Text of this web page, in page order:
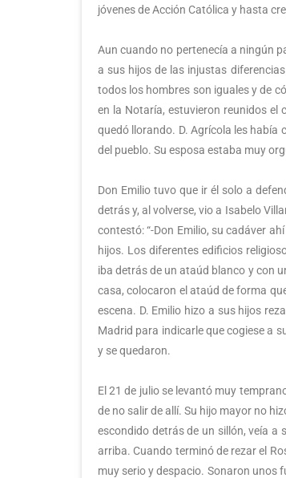
jóvenes de Acción Católica y hasta
Aun cuando no pertenecía a ningún
a sus hijos de las injustas
todos los hombres son iguales y de
en la Notaría, estuvieron reunidos el
quedó llorando. D. Agrícola les había
del pueblo. Su esposa estaba muy
Don Emilio tuvo que ir él solo a
detrás y, al volverse, vio a Isabelo
contestó: “-Don Emilio, su cadáver
hijos. Los diferentes edificios
iba detrás de un ataúd blanco y con
casa, colocaron el ataúd de forma
escena. D. Emilio hizo a sus hijos
Madrid para indicarle que cogiese a
y se quedaron.
El 21 de julio se levantó muy
de no salir de allí. Su hijo mayor no
escondido detrás de un sillón, veía a
arriba. Cuando terminó de rezar el
muy serio y despacio. Sonaron unos